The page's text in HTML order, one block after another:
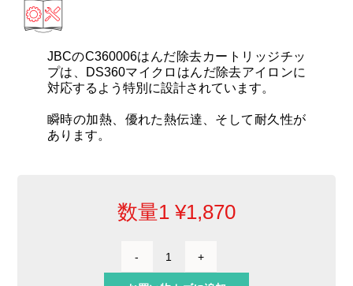
カートリッジとこて先
サポート
JBCのC360006はんだ除去カートリッジチッ
プは、DS360マイクロはんだ除去アイロンに
対応するよう特別に設計されています。
瞬時の加熱、優れた熱伝達、そして耐久性が
あります。
数量1 ¥1,870
ス